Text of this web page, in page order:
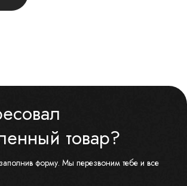
товар?
форму. Мы перезвоним тебе и все